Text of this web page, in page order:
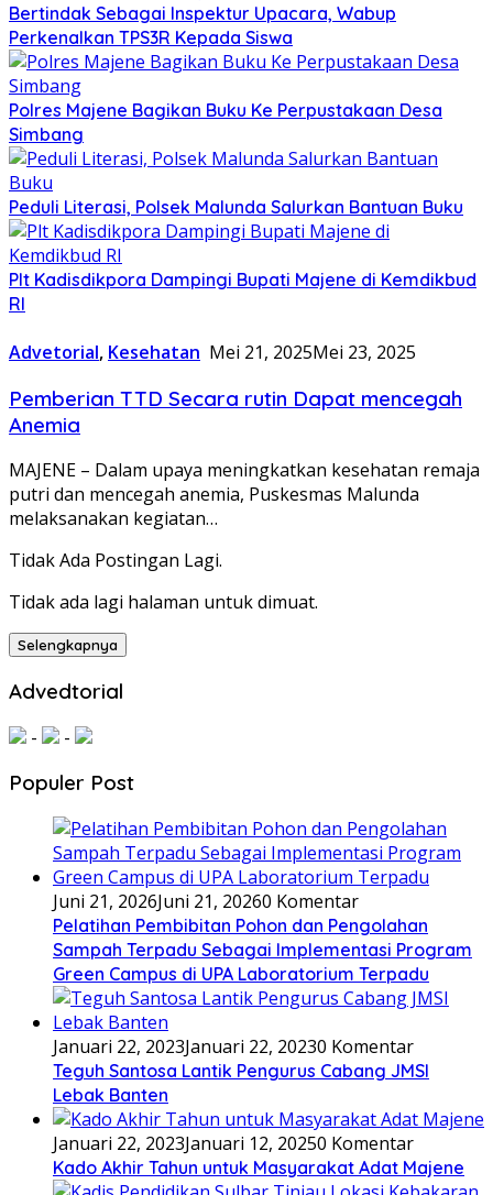
Bertindak Sebagai Inspektur Upacara, Wabup
Perkenalkan TPS3R Kepada Siswa
Polres Majene Bagikan Buku Ke Perpustakaan Desa
Simbang
Peduli Literasi, Polsek Malunda Salurkan Bantuan Buku
Plt Kadisdikpora Dampingi Bupati Majene di Kemdikbud
RI
Advetorial, Kesehatan Mei 21, 2025Mei 23, 2025
Pemberian TTD Secara rutin Dapat mencegah
Anemia
MAJENE – Dalam upaya meningkatkan kesehatan remaja
putri dan mencegah anemia, Puskesmas Malunda
melaksanakan kegiatan…
Tidak Ada Postingan Lagi.
Tidak ada lagi halaman untuk dimuat.
Selengkapnya
Advedtorial
- -
Populer Post
Juni 21, 2026Juni 21, 20260 Komentar
Pelatihan Pembibitan Pohon dan Pengolahan
Sampah Terpadu Sebagai Implementasi Program
Green Campus di UPA Laboratorium Terpadu
Januari 22, 2023Januari 22, 20230 Komentar
Teguh Santosa Lantik Pengurus Cabang JMSI
Lebak Banten
Januari 22, 2023Januari 12, 20250 Komentar
Kado Akhir Tahun untuk Masyarakat Adat Majene